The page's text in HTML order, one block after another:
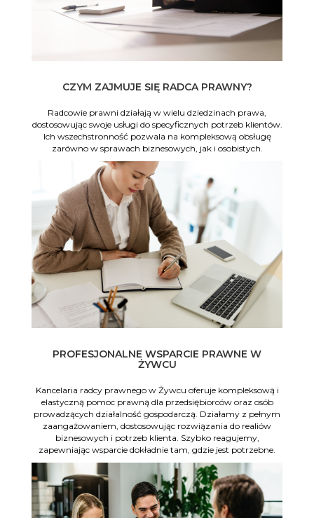
CZYM ZAJMUJE SIĘ RADCA PRAWNY?
Radcowie prawni działają w wielu dziedzinach prawa,
dostosowując swoje usługi do specyficznych potrzeb klientów.
Ich wszechstronność pozwala na kompleksową obsługę
zarówno w sprawach biznesowych, jak i osobistych.
PROFESJONALNE WSPARCIE PRAWNE W
ŻYWCU
Kancelaria radcy prawnego w Żywcu oferuje kompleksową i
elastyczną pomoc prawną dla przedsiębiorców oraz osób
prowadzących działalność gospodarczą. Działamy z pełnym
zaangażowaniem, dostosowując rozwiązania do realiów
biznesowych i potrzeb klienta. Szybko reagujemy,
zapewniając wsparcie dokładnie tam, gdzie jest potrzebne.